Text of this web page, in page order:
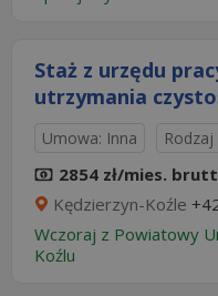
Staż z urzędu
utrzymania
Umowa: Inna
2854 zł/mies.
Kędzierzyn-Koźle
Wczoraj z Powiatowy
Koźlu